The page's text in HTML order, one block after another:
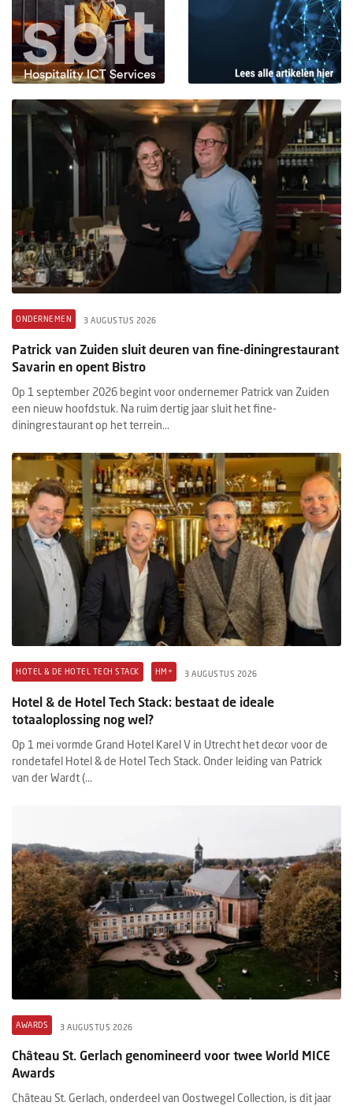
ONDERNEMEN 3 AUGUSTUS 2026
Patrick van Zuiden sluit deuren van fine-diningrestaurant
Savarin en opent Bistro
Op 1 september 2026 begint voor ondernemer Patrick van Zuiden
een nieuw hoofdstuk. Na ruim dertig jaar sluit het fine-
diningrestaurant op het terrein...
HOTEL & DE HOTEL TECH STACK HM+ 3 AUGUSTUS 2026
Hotel & de Hotel Tech Stack: bestaat de ideale
totaaloplossing nog wel?
Op 1 mei vormde Grand Hotel Karel V in Utrecht het decor voor de
rondetafel Hotel & de Hotel Tech Stack. Onder leiding van Patrick
van der Wardt (...
AWARDS 3 AUGUSTUS 2026
Château St. Gerlach genomineerd voor twee World MICE
Awards
Château St. Gerlach, onderdeel van Oostwegel Collection, is dit jaar